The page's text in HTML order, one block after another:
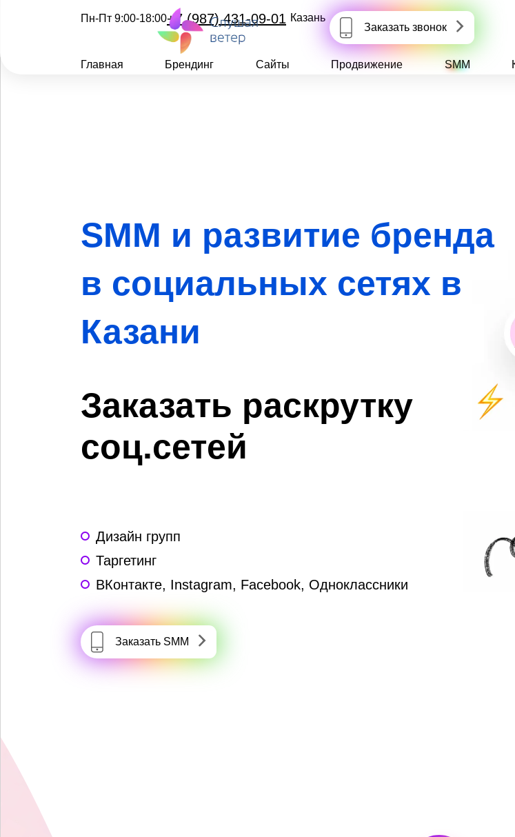
Пн-Пт 9:00-18:00+7 (987) 431-09-01 Казань
Заказать звонок
Главная Брендинг Сайты Продвижение SMM
SMM и развитие бренда
в социальных сетях в
Казани
Заказать раскрутку
соц.сетей
Дизайн групп
Таргетинг
ВКонтакте, Instagram, Facebook, Одноклассники
Заказать SMM